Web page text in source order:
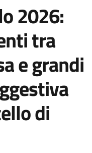
2026:
tra
e grandi
di